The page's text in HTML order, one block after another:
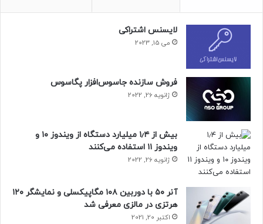
حتما بخوانید :قیمت گوشی تاشدنی وان پلاس فاش شد؛
ارزان‌تر از گلکسی زد فولد ۵
منبع : زومیت
پردازنده
لایسنس اشتراکی
می 15, 2023
فروش سازنده جاسوس‌افزار پگاسوس
ژانویه 26, 2022
بیش از ۱٫۴ میلیارد دستگاه از ویندوز ۱۰ و
ویندوز ۱۱ استفاده می‌کنند
ژانویه 26, 2022
آنر ۵۰ با دوربین ۱۰۸ مگاپیکسلی و نمایشگر ۱۲۰
هرتزی در مالزی معرفی شد
اکتبر 20, 2021